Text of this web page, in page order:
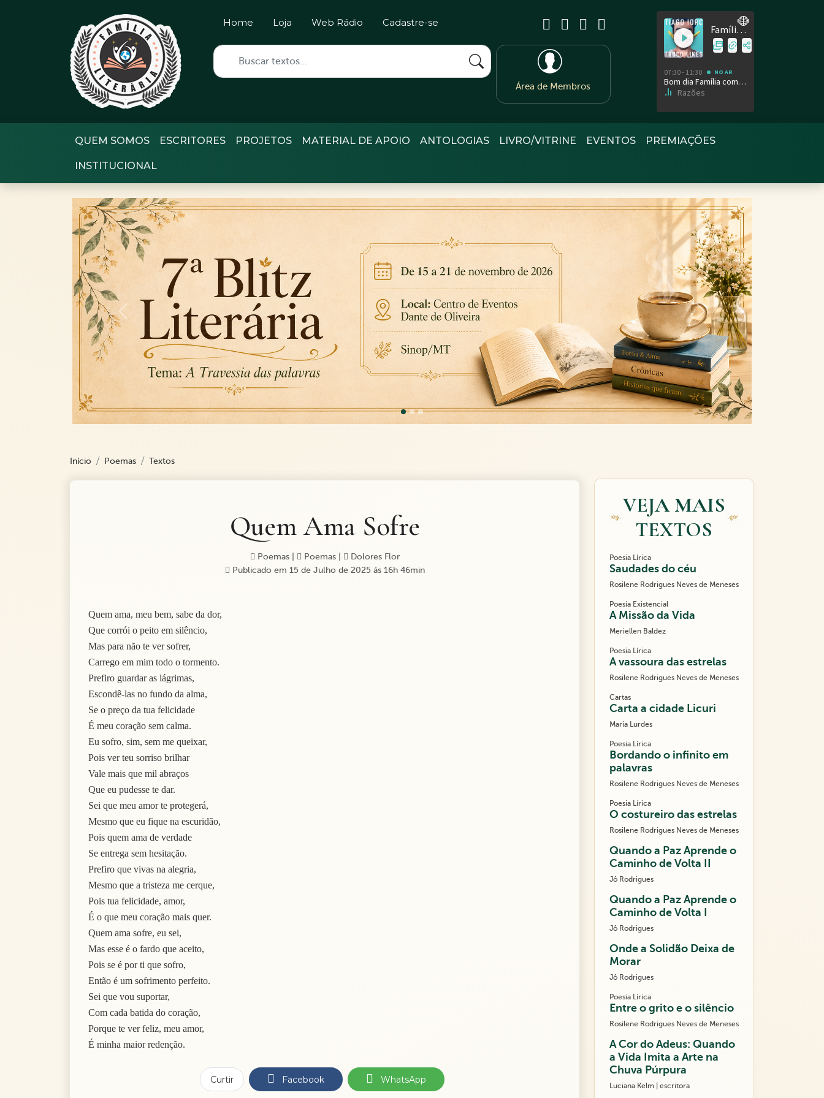
Home Loja Web Rádio Cadastre-se
Área de Membros
QUEM SOMOS ESCRITORES PROJETOS MATERIAL DE APOIO ANTOLOGIAS LIVRO/VITRINE EVENTOS PREMIAÇÕES
INSTITUCIONAL
Previous Next
Início Poemas Textos
Quem Ama Sofre
Poemas| Poemas|
Dolores Flor
Publicado em 15 de Julho de 2025 ás 16h 46min
Quem ama, meu bem, sabe da dor,
Que corrói o peito em silêncio,
Mas para não te ver sofrer,
Carrego em mim todo o tormento.
Prefiro guardar as lágrimas,
Escondê-las no fundo da alma,
Se o preço da tua felicidade
É meu coração sem calma.
Eu sofro, sim, sem me queixar,
Pois ver teu sorriso brilhar
Vale mais que mil abraços
Que eu pudesse te dar.
Sei que meu amor te protegerá,
Mesmo que eu fique na escuridão,
Pois quem ama de verdade
Se entrega sem hesitação.
Prefiro que vivas na alegria,
Mesmo que a tristeza me cerque,
Pois tua felicidade, amor,
É o que meu coração mais quer.
Quem ama sofre, eu sei,
Mas esse é o fardo que aceito,
Pois se é por ti que sofro,
Então é um sofrimento perfeito.
Sei que vou suportar,
Com cada batida do coração,
Porque te ver feliz, meu amor,
É minha maior redenção.
Curtir Facebook WhatsApp
VEJA MAIS
TEXTOS
Poesia Lírica
Saudades do céu
Rosilene Rodrigues Neves de Meneses
Poesia Existencial
A Missão da Vida
Meriellen Baldez
Poesia Lírica
A vassoura das estrelas
Rosilene Rodrigues Neves de Meneses
Cartas
Carta a cidade Licuri
Maria Lurdes
Poesia Lírica
Bordando o infinito em
palavras
Rosilene Rodrigues Neves de Meneses
Poesia Lírica
O costureiro das estrelas
Rosilene Rodrigues Neves de Meneses
Quando a Paz Aprende o
Caminho de Volta II
Jô Rodrigues
Quando a Paz Aprende o
Caminho de Volta I
Jô Rodrigues
Onde a Solidão Deixa de
Morar
Jô Rodrigues
Poesia Lírica
Entre o grito e o silêncio
Rosilene Rodrigues Neves de Meneses
A Cor do Adeus: Quando
a Vida Imita a Arte na
Chuva Púrpura
Luciana Kelm | escritora